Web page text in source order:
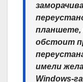
планшете,
обстоит
имели
Windows-